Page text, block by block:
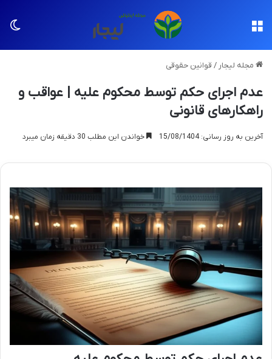
مجله لیجار / قوانین حقوقی
عدم اجرای حکم توسط محکوم علیه | عواقب و
راهکارهای قانونی
آخرین به روز رسانی: 15/08/1404 خواندن این مطلب 30 دقیقه زمان میبرد